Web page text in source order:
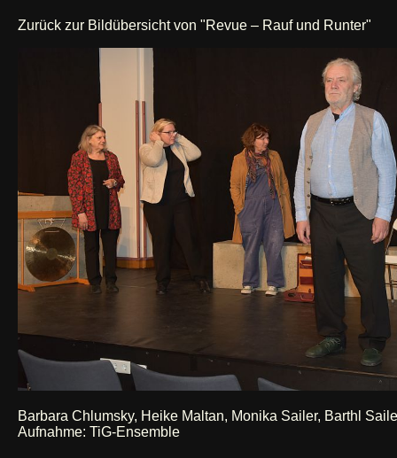
Zurück zur Bildübersicht von "Revue – Rauf und Runter"
Barbara Chlumsky, Heike Maltan, Monika Sailer, Barthl
Aufnahme: TiG-Ensemble